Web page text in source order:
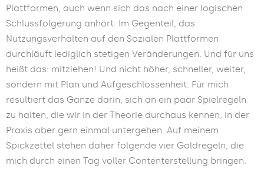
Plattformen, auch wenn sich das nach einer logischen
Schlussfolgerung anhört. Im Gegenteil, das
Nutzungsverhalten auf den Sozialen Plattformen
durchläuft lediglich stetigen Veränderungen. Und für uns
heißt das: mitziehen! Und nicht höher, schneller, weiter,
sondern mit Plan und Aufgeschlossenheit. Für mich
resultiert das Ganze darin, sich an ein paar Spielregeln
zu halten, die wir in der Theorie durchaus kennen, in der
Praxis aber gern einmal untergehen. Auf meinem
Spickzettel stehen daher folgende vier Goldregeln, die
mich durch einen Tag voller Contenterstellung bringen.